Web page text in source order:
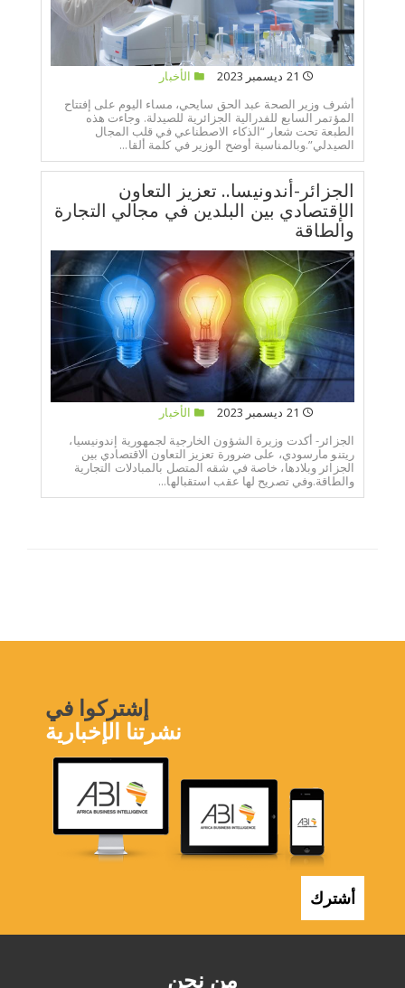
الأخبار
أشرف وزير الصحة عبد الحق سايحي، مساء اليوم على إفتتاح
المؤتمر السابع للفدرالية الجزائرية للصيدلة. وجاءت هذه
الطبعة تحت شعار “الذكاء الاصطناعي في قلب المجال
الصيدلي”.وبالمناسبة أوضح الوزير في كلمة ألقا...
الجزائر-أندونيسا.. تعزيز التعاون
الإقتصادي بين البلدين في مجالي التجارة
والطاقة
الأخبار
الجزائر- أكدت وزيرة الشؤون الخارجية لجمهورية إندونيسيا،
ريتنو مارسودي، على ضرورة تعزيز التعاون الاقتصادي بين
الجزائر وبلادها، خاصة في شقه المتصل بالمبادلات التجارية
والطاقة.وفي تصريح لها عقب استقبالها...
من نحن
إشتركوا في
نشرتنا الإخبارية
أشترك